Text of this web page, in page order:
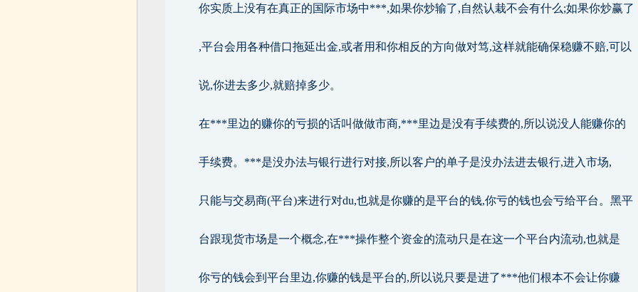
你实质上没有在真正的国际市场中***,如果你炒输了,自然认栽不会有什么;如果你炒赢了
,平台会用各种借口拖延出金,或者用和你相反的方向做对笃,这样就能确保稳赚不赔,可以
说,你进去多少,就赔掉多少。
在***里边的赚你的亏损的话叫做做市商,***里边是没有手续费的,所以说没人能赚你的
手续费。***是没办法与银行进行对接,所以客户的单子是没办法进去银行,进入市场,
只能与交易商(平台)来进行对du,也就是你赚的是平台的钱,你亏的钱也会亏给平台。黑平
台跟现货市场是一个概念,在***操作整个资金的流动只是在这一个平台内流动,也就是
你亏的钱会到平台里边,你赚的钱是平台的,所以说只要是进了***他们根本不会让你赚